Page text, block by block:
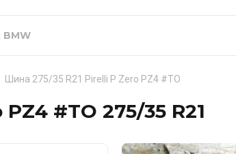
Шина 275/35 R21 Pirelli P Zero PZ4 #TO
#TO 275/35 R21